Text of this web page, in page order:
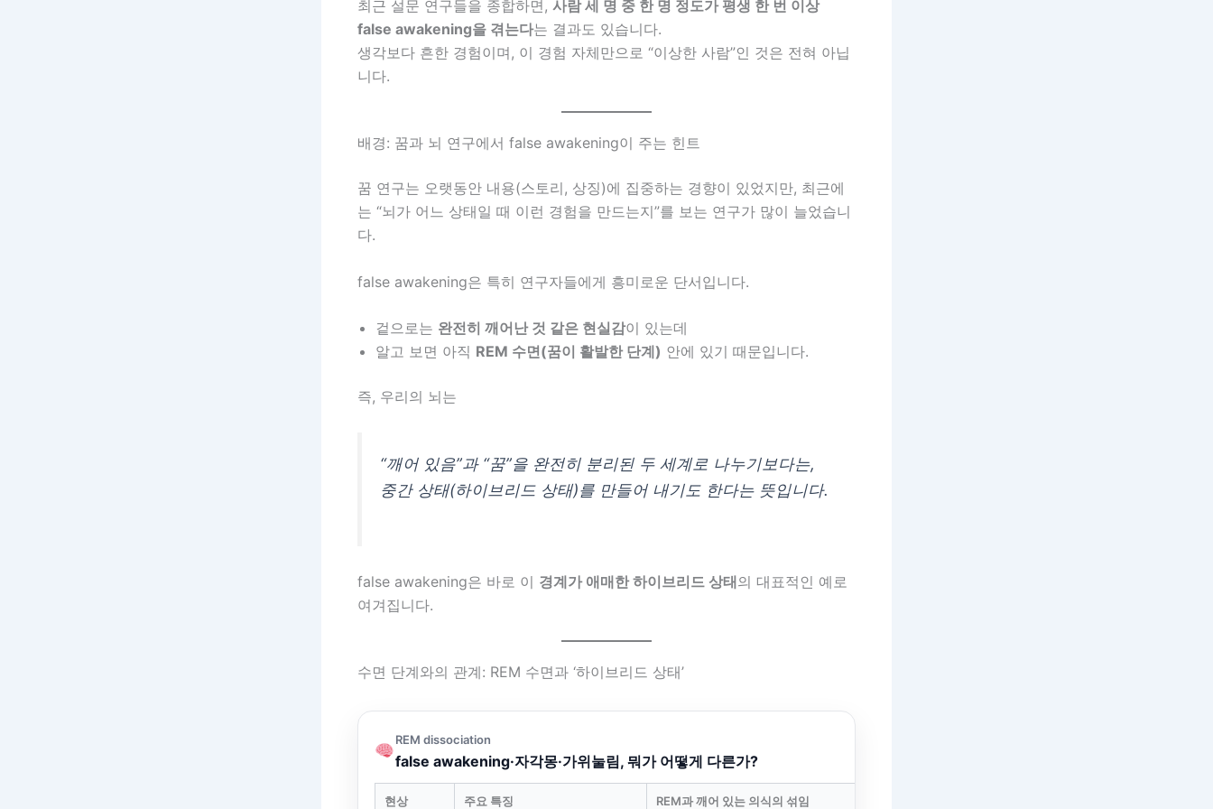
최근 설문 연구들을 종합하면, 사람 세 명 중 한 명 정도가 평생 한 번 이상
false awakening을 겪는다는 결과도 있습니다.
생각보다 흔한 경험이며, 이 경험 자체만으로 “이상한 사람”인 것은 전혀 아닙
니다.
배경: 꿈과 뇌 연구에서 false awakening이 주는 힌트
꿈 연구는 오랫동안 내용(스토리, 상징)에 집중하는 경향이 있었지만, 최근에
는 “뇌가 어느 상태일 때 이런 경험을 만드는지”를 보는 연구가 많이 늘었습니
다.
false awakening은 특히 연구자들에게 흥미로운 단서입니다.
겉으로는 완전히 깨어난 것 같은 현실감이 있는데
알고 보면 아직 REM 수면(꿈이 활발한 단계) 안에 있기 때문입니다.
즉, 우리의 뇌는
“깨어 있음”과 “꿈”을 완전히 분리된 두 세계로 나누기보다는,
중간 상태(하이브리드 상태)를 만들어 내기도 한다는 뜻입니다.
false awakening은 바로 이 경계가 애매한 하이브리드 상태의 대표적인 예로
여겨집니다.
수면 단계와의 관계: REM 수면과 ‘하이브리드 상태’
REM dissociation
false awakening·자각몽·가위눌림, 뭐가 어떻게 다른가?
현상 주요 특징 REM과 깨어 있는 의식의 섞임